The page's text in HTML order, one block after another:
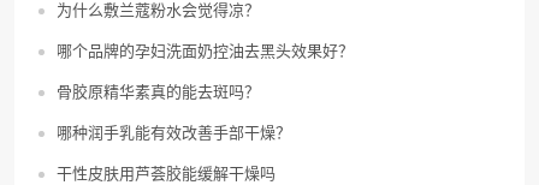
为什么敷兰蔻粉水会觉得凉？
哪个品牌的孕妇洗面奶控油去黑头效果好？
骨胶原精华素真的能去斑吗？
哪种润手乳能有效改善手部干燥？
干性皮肤用芦荟胶能缓解干燥吗